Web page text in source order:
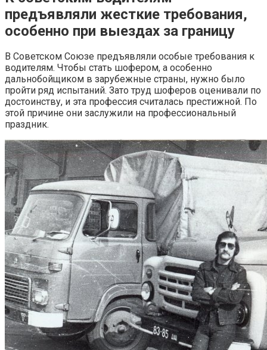
предъявляли жесткие требования,
особенно при выездах за границу
В Советском Союзе предъявляли особые требования к
водителям. Чтобы стать шофером, а особенно
дальнобойщиком в зарубежные страны, нужно было
пройти ряд испытаний. Зато труд шоферов оценивали по
достоинству, и эта профессия считалась престижной. По
этой причине они заслужили на профессиональный
праздник.